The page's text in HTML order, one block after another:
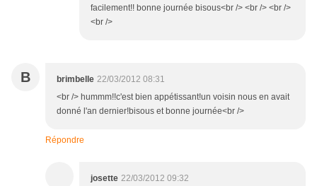
facilement!! bonne journée bisous<br /> <br /> <br />
<br />
B brimbelle 22/03/2012 08:31
<br /> hummm!!c'est bien appétissant!un voisin nous en avait
donné l'an dernier!bisous et bonne journée<br />
Répondre
josette 22/03/2012 09:32